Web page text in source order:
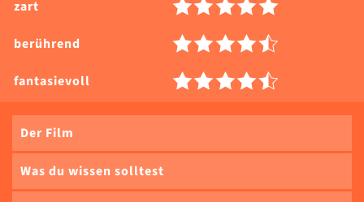
zart
berührend
fantasievoll
Der Film
Was du wissen solltest